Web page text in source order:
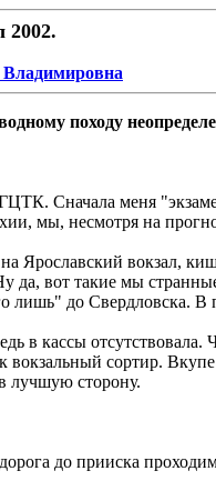
2002.
походу
Сначала меня
мы, несмотря на
Ярославский вокзал,
да, вот такие мы
до Свердловска. В
отсутствовала.
сортир.
лучшую сторону.
до прииска